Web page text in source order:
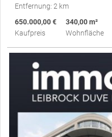
Entfernung: 2 km
650.000,00 €
Kaufpreis
340,00 m²
Wohnfläche